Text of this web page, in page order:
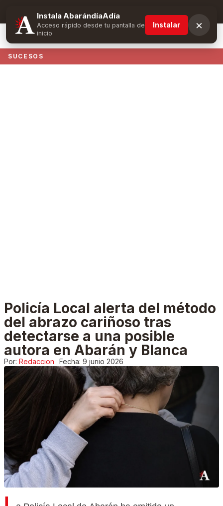
Suscríbete y obtén ventajas exclusivas
SUCESOS
Policía Local alerta del método
del abrazo cariñoso tras
detectarse a una posible
autora en Abarán y Blanca
Por: Redaccion Fecha: 9 junio 2026
Instala AbarándíaAdía
Acceso rápido desde tu pantalla de
inicio
Instalar ×